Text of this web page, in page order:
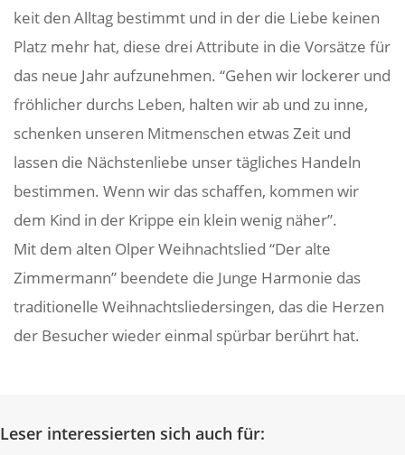
keit den Alltag bestimmt und in der die Liebe keinen
Platz mehr hat, diese drei Attri­bute in die Vorsätze für
das neue Jahr aufzu­nehmen. “Gehen wir lockerer und
fröh­li­cher durchs Leben, halten wir ab und zu inne,
schenken unseren Mitmen­schen etwas Zeit und
lassen die Nächs­ten­liebe unser tägli­ches Handeln
bestimmen. Wenn wir das schaffen, kommen wir
dem Kind in der Krippe ein klein wenig näher”.
Mit dem alten Olper Weih­nachts­lied “Der alte
Zimmer­mann” been­dete die Junge Harmonie das
tradi­tio­nelle Weih­nachts­lie­der­singen, das die Herzen
der Besu­cher wieder einmal spürbar berührt hat.
Leser interessierten sich auch für: